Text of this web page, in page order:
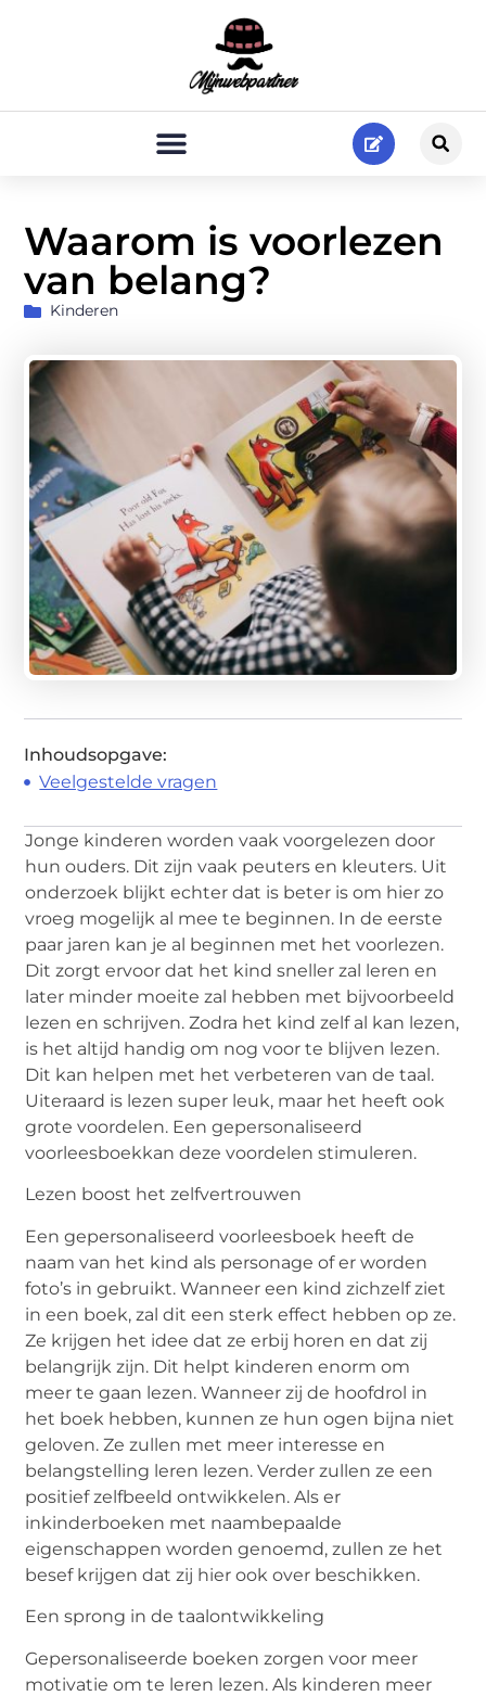
Waarom is voorlezen
van belang?
Kinderen
Inhoudsopgave:
Veelgestelde vragen
Jonge kinderen worden vaak voorgelezen door
hun ouders. Dit zijn vaak peuters en kleuters. Uit
onderzoek blijkt echter dat is beter is om hier zo
vroeg mogelijk al mee te beginnen. In de eerste
paar jaren kan je al beginnen met het voorlezen.
Dit zorgt ervoor dat het kind sneller zal leren en
later minder moeite zal hebben met bijvoorbeeld
lezen en schrijven. Zodra het kind zelf al kan lezen,
is het altijd handig om nog voor te blijven lezen.
Dit kan helpen met het verbeteren van de taal.
Uiteraard is lezensuper leuk, maar het heeft ook
grote voordelen. Eengepersonaliseerd
voorleesboekkan deze voordelen stimuleren.
Lezen boost het zelfvertrouwen
Een gepersonaliseerd voorleesboek heeft de
naam van het kind als personage of er worden
foto’s in gebruikt. Wanneer een kind zichzelf ziet
in een boek, zal dit een sterk effect hebben op ze.
Ze krijgen het idee dat ze erbij horen en dat zij
belangrijk zijn. Dit helpt kinderen enorm om
meer te gaan lezen. Wanneer zij de hoofdrol in
het boek hebben, kunnen ze hun ogen bijna niet
geloven. Ze zullen met meer interesse en
belangstelling leren lezen. Verder zullen ze een
positief zelfbeeld ontwikkelen. Alser
inkinderboeken met naambepaalde
eigenschappen worden genoemd, zullen ze het
besef krijgen dat zij hier ook over beschikken.
Een sprong in de taalontwikkeling
Gepersonaliseerde boeken zorgen voor meer
motivatie om te leren lezen. Als kinderen meer